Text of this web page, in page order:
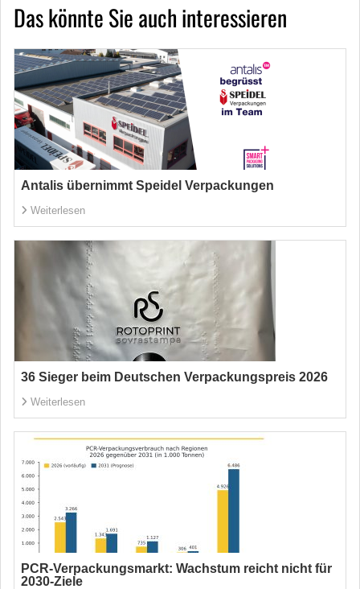
Das könnte Sie auch interessieren
Antalis übernimmt Speidel Verpackungen
Weiterlesen
36 Sieger beim Deutschen Verpackungspreis 2026
Weiterlesen
PCR-Verpackungsmarkt: Wachstum reicht nicht für
2030-Ziele